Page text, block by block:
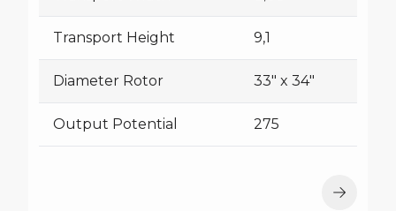
Transport Height 9,1
Diameter Rotor 33" x 34"
Output Potential 275